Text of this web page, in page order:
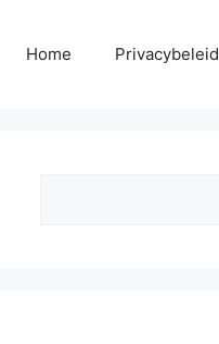
Home Privacybeleid